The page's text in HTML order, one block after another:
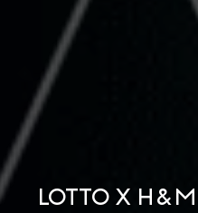
Lotto x